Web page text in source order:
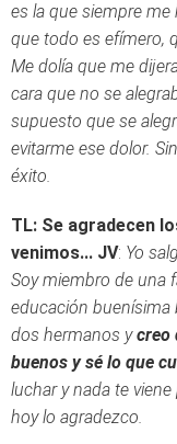
es la que siempre me
que todo es efímero,
Me dolía que me
cara que no se
supuesto que se
evitarme ese dolor.
éxito.
TL: Se agradecen
venimos... JV: Yo
Soy miembro de una
educación buenísima
dos hermanos ycreo
buenos y sé lo que
luchar y nada te
hoy lo agradezco.